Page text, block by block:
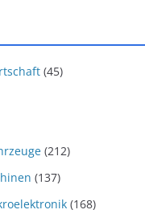
(45)
(212)
(137)
(168)